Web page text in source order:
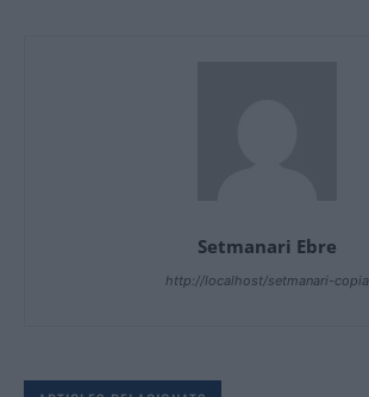
Setmanari Ebre
http://localhost/setmanari-copia